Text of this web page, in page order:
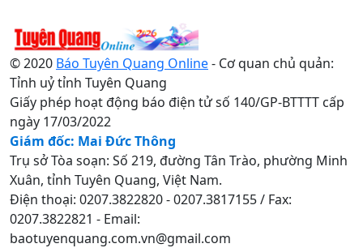
© 2020 Báo Tuyên Quang Online- Cơ quan chủ quản:
Tỉnh uỷ tỉnh Tuyên Quang
Giấy phép hoạt động báo điện tử số 140/GP-BTTTT cấp
ngày 17/03/2022
Giám đốc: Mai Đức Thông
Trụ sở Tòa soạn: Số 219, đường Tân Trào, phường Minh
Xuân, tỉnh Tuyên Quang, Việt Nam.
Điện thoại: 0207.3822820 - 0207.3817155 / Fax:
0207.3822821 - Email:
baotuyenquang.com.vn@gmail.com